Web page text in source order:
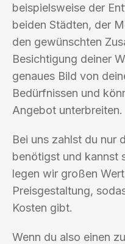
beispielsweise der
beiden Städten, der
den gewünschten
Besichtigung deiner
genaues Bild von
Bedürfnissen und
Angebot unterbreiten.
Bei uns zahlst du nur
benötigst und kannst
legen wir großen
Preisgestaltung,
Kosten gibt.
Wenn du also einen